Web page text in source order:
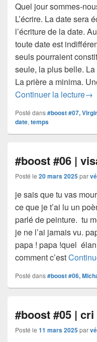
Quel jour sommes-
L’écrire. La date sera
l’écriture de la date.
toute date est
seuls pourraient
seule, la plus belle.
La prière a minima.
Continuer la lecture→
Posté dans#boost #07,
date, temps
#boost #06 |
Posté le 20 mars 2025par
je sais que tu vas
ce que je t’ai lu un
parlé de peinture. tu
je ne l’ai jamais vu.
papa ! papa !quel
comment c’est
Posté dans#boost #06,
#boost #05 | cri
Posté le 11 mars 2025par